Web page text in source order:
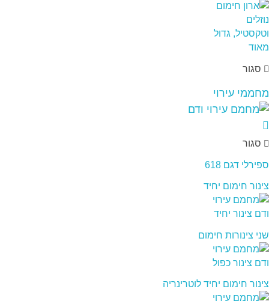
סגור
מחממי עירוי
סגור
ספירלי דגם 618
צינור חימום יחיד
שני צינורות חימום
צינור חימום יחיד לוטרינריה